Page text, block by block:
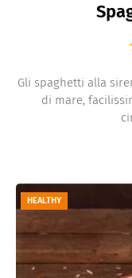
Gli spaghetti alla
di mare,
HEALTHY